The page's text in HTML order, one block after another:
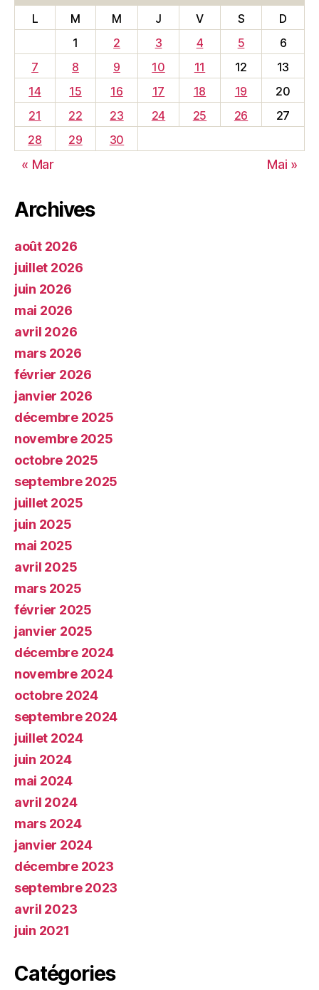
L
M M J V S
D
1
2 3 4 5
6
7
8 9 10 11 12
13
14
15 16 17 18 19
20
21
22 23 24 25 26
27
28
29 30
« Mar Mai »
Archives
août 2026
juillet 2026
juin 2026
mai 2026
avril 2026
mars 2026
février 2026
janvier 2026
décembre 2025
novembre 2025
octobre 2025
septembre 2025
juillet 2025
juin 2025
mai 2025
avril 2025
mars 2025
février 2025
janvier 2025
décembre 2024
novembre 2024
octobre 2024
septembre 2024
juillet 2024
juin 2024
mai 2024
avril 2024
mars 2024
janvier 2024
décembre 2023
septembre 2023
avril 2023
juin 2021
Catégories